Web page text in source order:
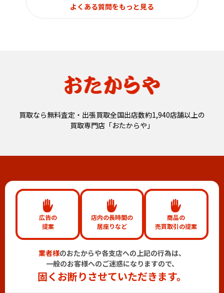
よくある質問をもっと見る
買取なら無料査定・出張買取全国出店数約1,940店舗以上の
買取専門店「おたからや」
広告の
提案
店内の長時間の
居座りなど
商品の
売買取引の提案
業者様のおたからや各支店への上記の行為は、
一般のお客様へのご迷惑になりますので、
固くお断りさせていただきます。